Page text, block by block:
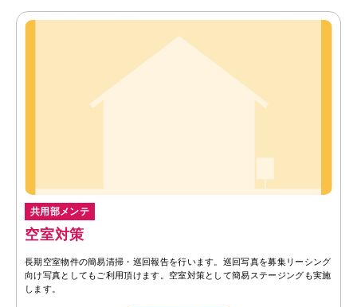
共用部メンテ
空室対策
長期空室物件の簡易清掃・巡回報告を行います。巡回写真を募集リーシング
向け写真としてもご利用頂けます。空室対策として簡易ステージングも実施
します。